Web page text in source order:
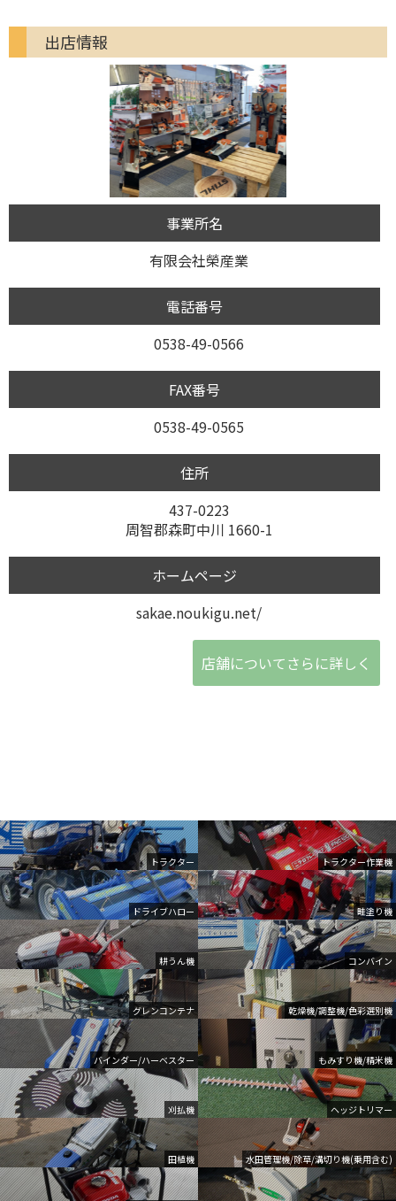
トラクター トラクター作業機
ドライブハロー 畦塗り機
耕うん機 コンバイン
グレンコンテナ 乾燥機/調整機/色彩選別機
バインダー/ハーベスター もみすり機/精米機
刈払機 ヘッジトリマー
田植機 水田管理機/除草/溝切り機(乗用含む)
出店情報
事業所名
有限会社榮産業
電話番号
0538-49-0566
FAX番号
0538-49-0565
住所
437-0223
周智郡森町中川 1660-1
ホームページ
sakae.noukigu.net/
店舗についてさらに詳しく